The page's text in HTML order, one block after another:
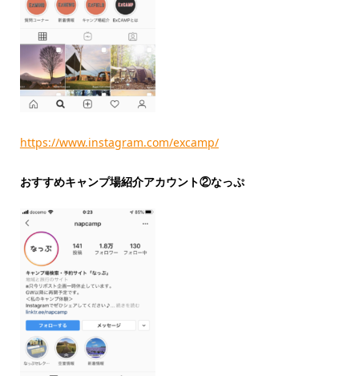
https://www.instagram.com/excamp/
おすすめキャンプ場紹介アカウント②なっぷ